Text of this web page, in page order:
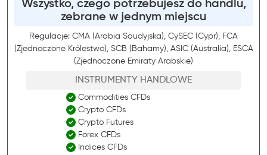
Wszystko, czego potrzebujesz do handlu,
zebrane w jednym miejscu
Regulacje: CMA (Arabia Saudyjska), CySEC (Cypr), FCA
(Zjednoczone Królestwo), SCB (Bahamy), ASIC (Australia), ESCA
(Zjednoczone Emiraty Arabskie)
INSTRUMENTY HANDLOWE
Commodities CFDs
Crypto CFDs
Crypto Futures
Forex CFDs
Indices CFDs